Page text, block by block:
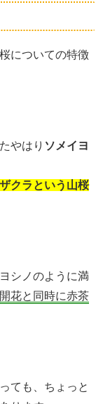
についての特徴
やはり ソメイヨ
クラという山桜
シノのように満
開花と同時に赤茶
ても、ちょっと